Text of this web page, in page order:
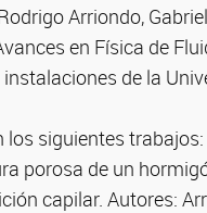
Arriondo,
en Física de
de la
los siguientes trabajos:
porosa de un
capilar. Autores: